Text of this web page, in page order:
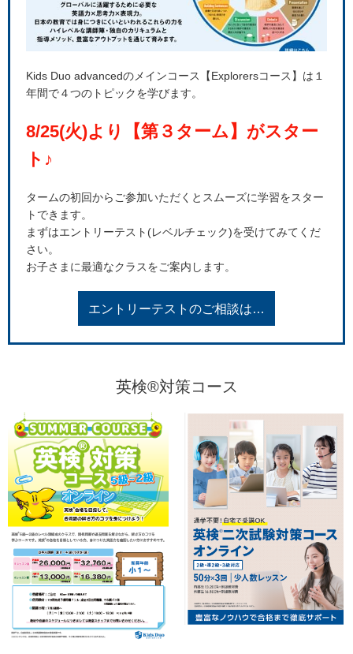
Kids Duo advancedのメインコース【Explorersコース】は１
年間で４つのトピックを学びます。
8/25(火)より【第３ターム】がスター
ト♪
タームの初回からご参加いただくとスムーズに学習をスター
トできます。
まずはエントリーテスト(レベルチェック)を受けてみてくだ
さい。
お子さまに最適なクラスをご案内します。
エントリーテストのご相談は…
英検®対策コース